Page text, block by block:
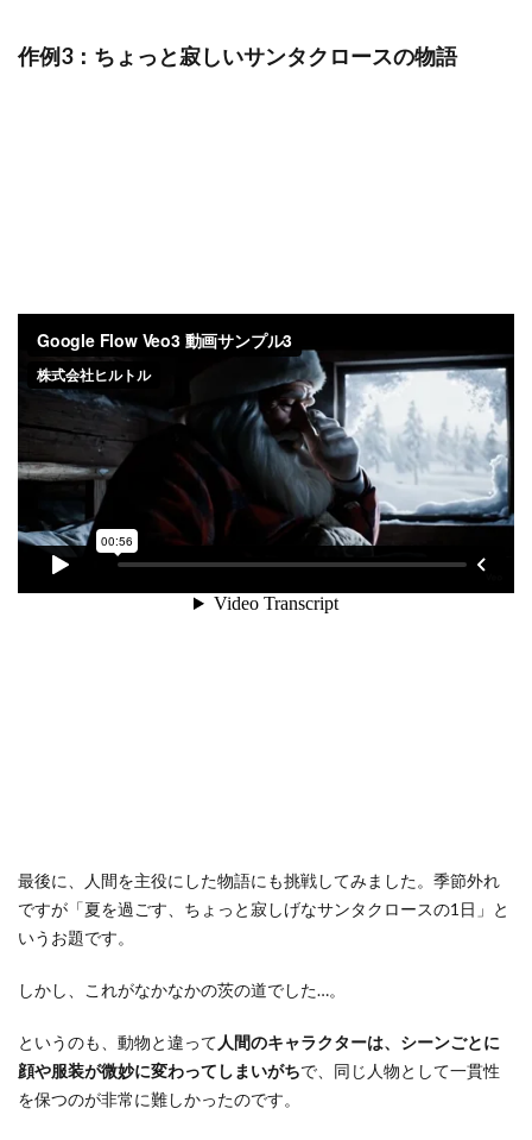
作例3：ちょっと寂しいサンタクロースの物語
最後に、人間を主役にした物語にも挑戦してみました。季節外れ
ですが「夏を過ごす、ちょっと寂しげなサンタクロースの1日」と
いうお題です。
しかし、これがなかなかの茨の道でした…。
というのも、動物と違って 人間のキャラクターは、シーンごとに
顔や服装が微妙に変わってしまいがちで、同じ人物として一貫性
を保つのが非常に難しかったのです。